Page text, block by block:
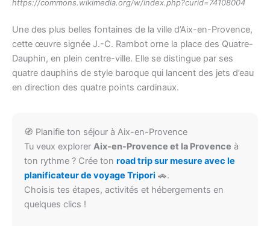
https://commons.wikimedia.org/w/index.php?curid=74108004
Une des plus belles fontaines de la ville d’Aix-en-Provence,
cette œuvre signée J.-C. Rambot orne la place des Quatre-
Dauphin, en plein centre-ville. Elle se distingue par ses
quatre dauphins de style baroque qui lancent des jets d’eau
en direction des quatre points cardinaux.
🧭 Planifie ton séjour à Aix-en-Provence
Tu veux explorer Aix-en-Provence et la Provence à
ton rythme ? Crée ton road trip sur mesure avec le
planificateur de voyage Tripori 🚗.
Choisis tes étapes, activités et hébergements en
quelques clics !